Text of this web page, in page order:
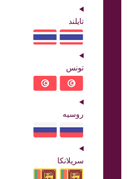
تایلند
تونس
روسیه
سریلانکا